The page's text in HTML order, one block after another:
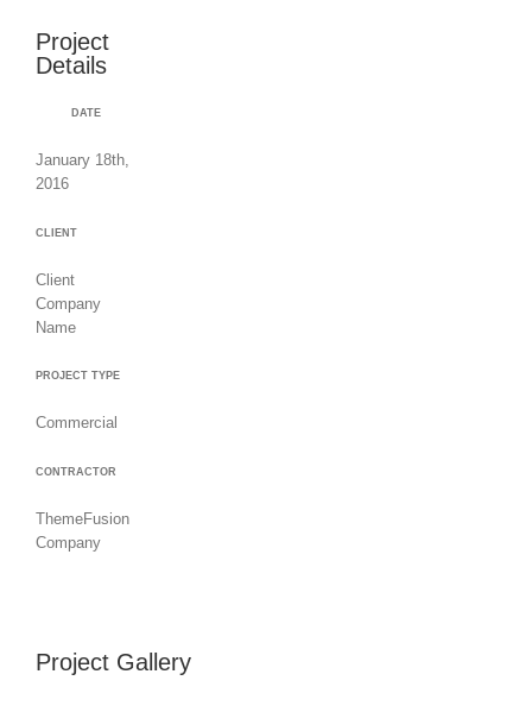
Project
Details
DATE
January 18th,
2016
CLIENT
Client
Company
Name
PROJECT TYPE
Commercial
CONTRACTOR
ThemeFusion
Company
Project Gallery